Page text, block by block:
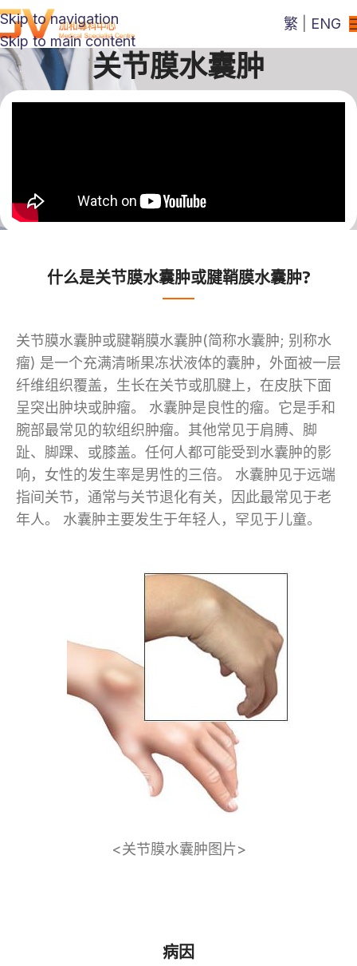
Skip to navigation
Skip to main content
繁 ENG
关节膜水囊肿
<关节膜水囊肿图片>
什么是关节膜水囊肿或腱鞘膜水囊肿?
关节膜水囊肿或腱鞘膜水囊肿(简称水囊肿; 别称水
瘤) 是一个充满清晰果冻状液体的囊肿，外面被一层
纤维组织覆盖，生长在关节或肌腱上，在皮肤下面
呈突出肿块或肿瘤。 水囊肿是良性的瘤。它是手和
腕部最常见的软组织肿瘤。其他常见于肩膊、脚
趾、脚踝、或膝盖。任何人都可能受到水囊肿的影
响，女性的发生率是男性的三倍。 水囊肿见于远端
指间关节，通常与关节退化有关，因此最常见于老
年人。 水囊肿主要发生于年轻人，罕见于儿童。
病因